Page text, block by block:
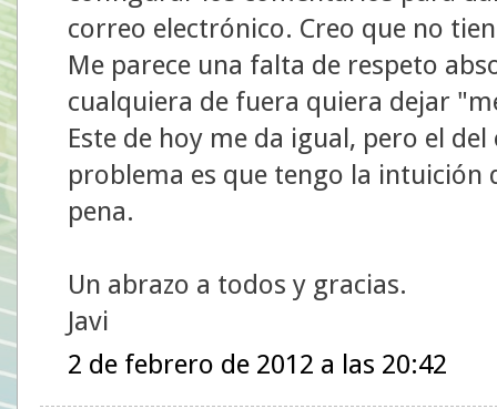
correo electrónico. Creo que no
Me parece una falta de respeto
cualquiera de fuera quiera dejar
Este de hoy me da igual, pero el
problema es que tengo la intuición
pena.
Un abrazo a todos y gracias.
Javi
2 de febrero de 2012 a las 20:42